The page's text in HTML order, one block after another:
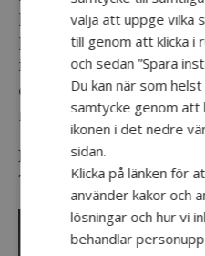
panelsamtal om
på lång sikt, samt
informerade om
erfarenhetsbaserad
metoden Photo
Det blev en lyckad
70 deltagare i
välja att uppge vilka
till genom att klicka
och sedan ”Spara
Du kan när som
samtycke genom att
ikonen i det nedre
sidan.
Klicka på länken för
använder kakor och
lösningar och hur vi
behandlar